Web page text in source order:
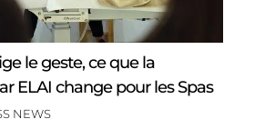
le geste, ce que la
ELAI change pour les Spas
NEWS